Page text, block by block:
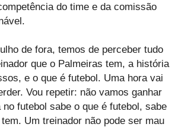
do time e da comissão
de fora, temos de perceber tudo
que o Palmeiras tem, a história
e o que é futebol. Uma hora vai
Vou repetir: não vamos ganhar
futebol sabe o que é futebol, sabe
Um treinador não pode ser mau